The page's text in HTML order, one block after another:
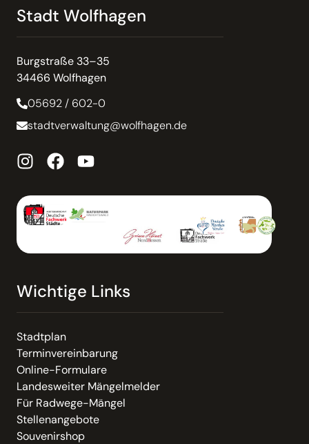
Stadt Wolfhagen
Burgstraße 33–35
34466 Wolfhagen
05692 / 602-0
stadtverwaltung@wolfhagen.de
Wichtige Links
Stadtplan
Terminvereinbarung
Online-Formulare
Landesweiter Mängelmelder
Für Radwege-Mängel
Stellenangebote
Souvenirshop